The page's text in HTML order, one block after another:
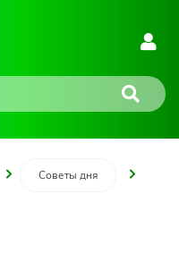
Советы дня